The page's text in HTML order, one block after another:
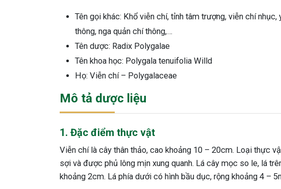
Tên gọi khác: Khổ viễn chí, tỉnh tâm trượng, viễn chí
thông, nga quản chí thông,…
Tên dược: Radix Polygalae
Tên khoa học: Polygala tenuifolia Willd
Họ: Viễn chí – Polygalaceae
Mô tả dược liệu
1. Đặc điểm thực vật
Viễn chí là cây thân thảo, cao khoảng 10 – 20cm. Loại thực
sợi và được phủ lông mịn xung quanh. Lá cây mọc so le, lá
khoảng 2cm. Lá phía dưới có hình bầu dục, rộng khoảng 4 –